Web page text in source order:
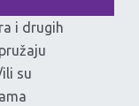
i drugih
su